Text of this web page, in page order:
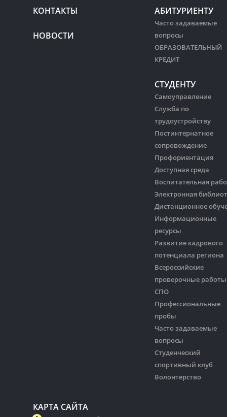
КОНТАКТЫ
НОВОСТИ
АБИТУРИЕНТУ
Часто задаваемые
вопросы
ОБРАЗОВАТЕЛЬНЫЙ
КРЕДИТ
СТУДЕНТУ
Самоуправление
Служба по
трудоустройству
Постинтернатное
сопровождение
Профориентация
Доступная среда
Воспитательная
Электронная
Дистанционное
Информационные
ресурсы
Развитие кадрового
потенциала региона
Всероссийские
проверочные работы
СПО
Профессиональные
пробы
Часто задаваемые
вопросы
Студенческий
спортивный клуб
Волонтерство
КАРТА САЙТА